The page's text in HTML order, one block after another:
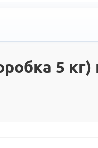
5 кг)